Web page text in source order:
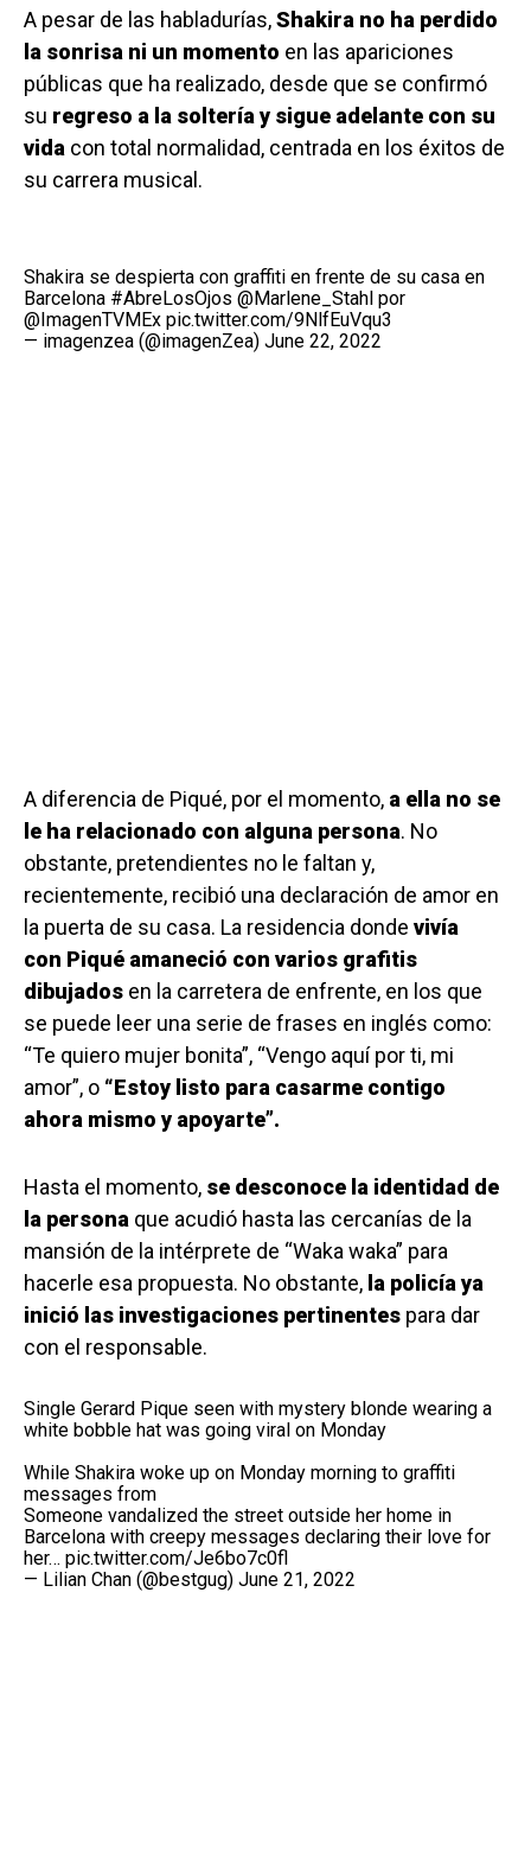
A pesar de las habladurías,Shakira no ha perdido
la sonrisa ni un momento en las apariciones
públicas que ha realizado, desde que se confirmó
su regreso a la soltería y sigue adelante con su
vida con total normalidad, centrada en los éxitos de
su carrera musical.
Shakira se despierta con graffiti en frente de su casa en
Barcelona #AbreLosOjos @Marlene_Stahl por
@ImagenTVMEx pic.twitter.com/9NlfEuVqu3
— imagenzea (@imagenZea) June 22, 2022
A diferencia de Piqué, por el momento, a ella no se
le ha relacionado con alguna persona. No
obstante, pretendientes no le faltan y,
recientemente, recibió una declaración de amor en
la puerta de su casa. La residencia donde vivía
con Piqué amaneció con varios grafitis
dibujados en la carretera de enfrente, en los que
se puede leer una serie de frases en inglés como:
“Te quiero mujer bonita”, “Vengo aquí por ti, mi
amor”, o “Estoy listo para casarme contigo
ahora mismo y apoyarte”.
Hasta el momento, se desconoce la identidad de
la persona que acudió hasta las cercanías de la
mansión de la intérprete de “Waka waka” para
hacerle esa propuesta. No obstante, la policía ya
inició las investigaciones pertinentes para dar
con el responsable.
Single Gerard Pique seen with mystery blonde wearing a
white bobble hat was going viral on Monday
While Shakira woke up on Monday morning to graffiti
messages from
Someone vandalized the street outside her home in
Barcelona with creepy messages declaring their love for
her… pic.twitter.com/Je6bo7c0fl
— Lilian Chan (@bestgug) June 21, 2022